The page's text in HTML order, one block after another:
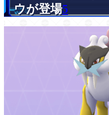
ウが登場5